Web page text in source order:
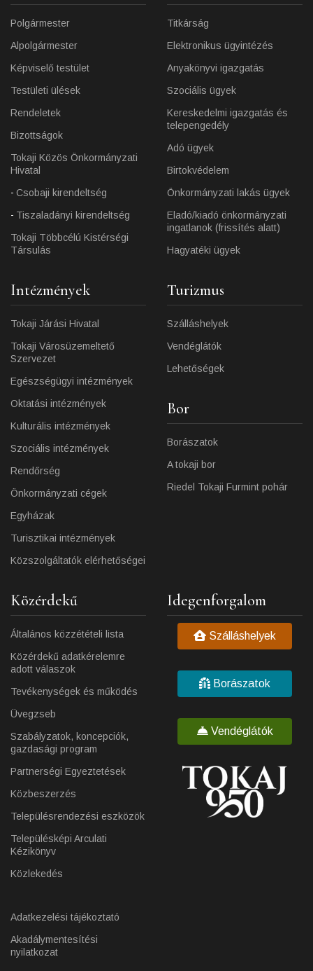
Polgármester
Alpolgármester
Képviselő testület
Testületi ülések
Rendeletek
Bizottságok
Tokaji Közös Önkormányzati
Hivatal
Csobaji kirendeltség
Tiszaladányi kirendeltség
Tokaji Többcélú Kistérségi
Társulás
Titkárság
Elektronikus ügyintézés
Anyakönyvi igazgatás
Szociális ügyek
Kereskedelmi igazgatás és
telepengedély
Adó ügyek
Birtokvédelem
Önkormányzati lakás ügyek
Eladó/kiadó önkormányzati
ingatlanok (frissítés alatt)
Hagyatéki ügyek
Intézmények
Tokaji Járási Hivatal
Tokaji Városüzemeltető
Szervezet
Egészségügyi intézmények
Oktatási intézmények
Kulturális intézmények
Szociális intézmények
Rendőrség
Önkormányzati cégek
Egyházak
Turisztikai intézmények
Közszolgáltatók elérhetőségei
Turizmus
Szálláshelyek
Vendéglátók
Lehetőségek
Bor
Borászatok
A tokaji bor
Riedel Tokaji Furmint pohár
Közérdekű
Általános közzétételi lista
Közérdekű adatkérelemre
adott válaszok
Tevékenységek és működés
Üvegzseb
Szabályzatok, koncepciók,
gazdasági program
Partnerségi Egyeztetések
Közbeszerzés
Településrendezési eszközök
Településképi Arculati
Kézikönyv
Közlekedés
Adatkezelési tájékoztató
Akadálymentesítési
nyilatkozat
Idegenforgalom
Szálláshelyek
Borászatok
Vendéglátók